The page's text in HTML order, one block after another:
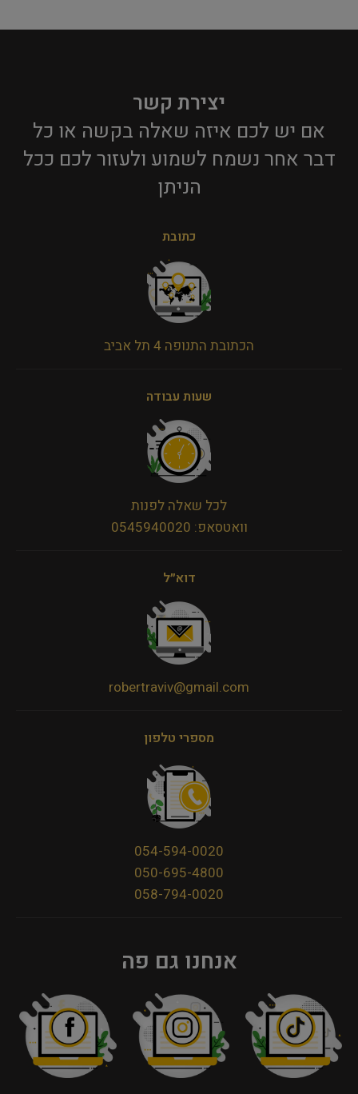
יצירת קשר
אם יש לכם איזה שאלה בקשה או כל
דבר אחר נשמח לשמוע ולעזור לכם ככל
הניתן​
כתובת
הכתובת התנופה 4 תל אביב
שעות עבודה
לכל שאלה לפנות
וואטסאפ: 0545940020
דוא״ל
robertraviv@gmail.com
מספרי טלפון
054-594-0020
050-695-4800
058-794-0020
אנחנו גם פה